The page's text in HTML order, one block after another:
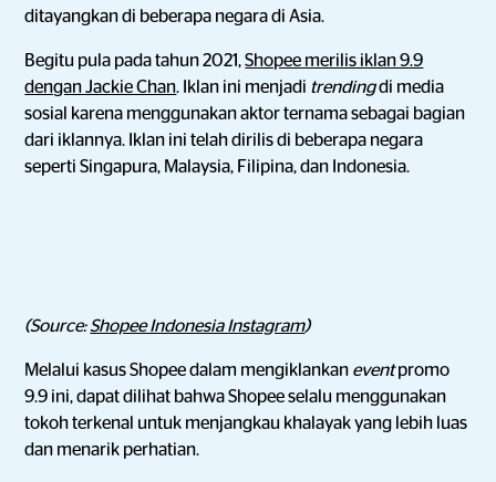
ditayangkan di beberapa negara di Asia.
Begitu pula pada tahun 2021,Shopee merilis iklan 9.9
dengan Jackie Chan. Iklan ini menjadi trendingdi media
sosial karena menggunakan aktor ternama sebagai bagian
dari iklannya. Iklan ini telah dirilis di beberapa negara
seperti Singapura, Malaysia, Filipina, dan Indonesia.
(Source:Shopee Indonesia Instagram)
Melalui kasus Shopee dalam mengiklankan eventpromo
9.9 ini, dapat dilihat bahwa Shopee selalu menggunakan
tokoh terkenal untuk menjangkau khalayak yang lebih luas
dan menarik perhatian.